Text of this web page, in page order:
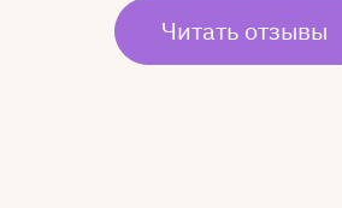
Читать отзывы